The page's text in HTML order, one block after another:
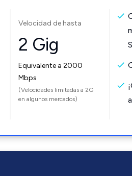
Velocidad de hasta
2 Gig
Equivalente a 2000
Mbps
(Velocidades limitadas a 2G
en algunos mercados)